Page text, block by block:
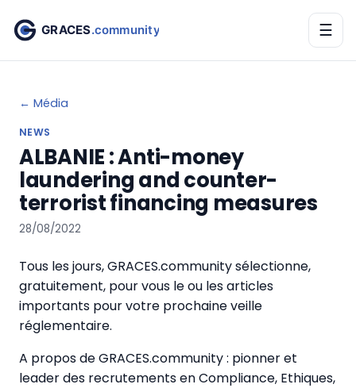
☰
← Média
NEWS
ALBANIE : Anti-money
laundering and counter-
terrorist financing measures
28/08/2022
Tous les jours, GRACES.community sélectionne,
gratuitement, pour vous le ou les articles
importants pour votre prochaine veille
réglementaire.
A propos de GRACES.community : pionner et
leader des recrutements en Compliance, Ethiques,